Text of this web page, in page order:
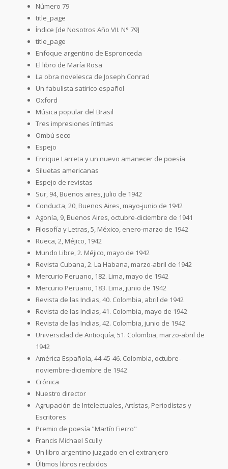
Número 79
title_page
Índice [de Nosotros Año VII. N° 79]
title_page
Enfoque argentino de Espronceda
El libro de María Rosa
La obra novelesca de Joseph Conrad
Un fabulista satirico español
Oxford
Música popular del Brasil
Tres impresiones íntimas
Ombú seco
Espejo
Enrique Larreta y un nuevo amanecer de poesía
Siluetas americanas
Espejo de revistas
Sur, 94, Buenos aires, julio de 1942
Conducta, 20, Buenos Aires, mayo-junio de 1942
Agonía, 9, Buenos Aires, octubre-diciembre de 1941
Filosofía y Letras, 5, México, enero-marzo de 1942
Rueca, 2, Méjico, 1942
Mundo Libre, 2. Méjico, mayo de 1942
Revista Cubana, 2. La Habana, marzo-abril de 1942
Mercurio Peruano, 182. Lima, mayo de 1942
Mercurio Peruano, 183. Lima, junio de 1942
Revista de las Indias, 40. Colombia, abril de 1942
Revista de las Indias, 41. Colombia, mayo de 1942
Revista de las Indias, 42. Colombia, junio de 1942
Universidad de Antioquía, 51. Colombia, marzo-abril de
1942
América Española, 44-45-46. Colombia, octubre-
noviembre-diciembre de 1942
Crónica
Nuestro director
Agrupación de Intelectuales, Artístas, Periodístas y
Escritores
Premio de poesía "Martín Fierro"
Francis Michael Scully
Un libro argentino juzgado en el extranjero
Últimos libros recibidos